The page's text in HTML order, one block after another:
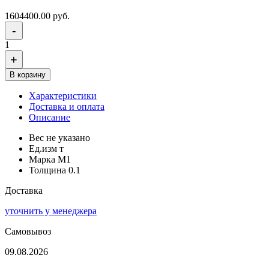
1604400.00 руб.
-
1
+
В корзину
Характеристики
Доставка и оплата
Описание
Вес не указано
Ед.изм т
Марка М1
Толщина 0.1
Доставка
уточнить у менеджера
Самовывоз
09.08.2026